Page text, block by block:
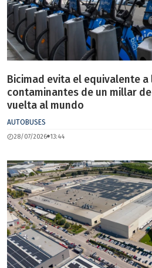
Bicimad evita el equivalente a
contaminantes de un millar
vuelta al mundo
AUTOBUSES
28/07/2026 13:44